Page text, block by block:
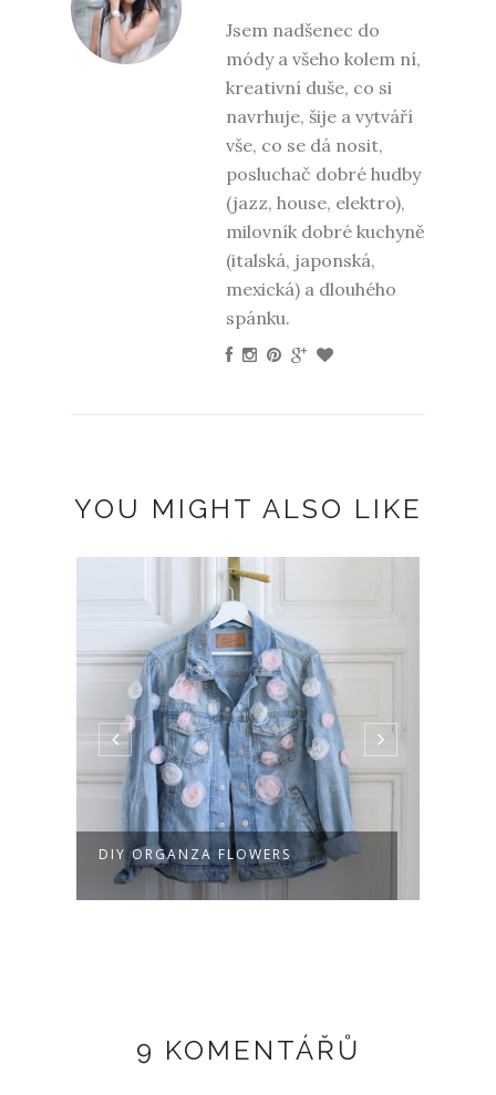
Jsem nadšenec do
módy a všeho kolem ní,
kreativní duše, co si
navrhuje, šije a vytváří
vše, co se dá nosit,
posluchač dobré hudby
(jazz, house, elektro),
milovník dobré kuchyně
(italská, japonská,
mexická) a dlouhého
spánku.
YOU MIGHT ALSO LIKE
DIY ORGANZA FLOWERS
9 KOMENTÁŘŮ